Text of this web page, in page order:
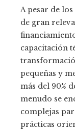
A pesar de
de gran
capacitación
pequeñas y
más del 90%
menudo se
complejas
prácticas